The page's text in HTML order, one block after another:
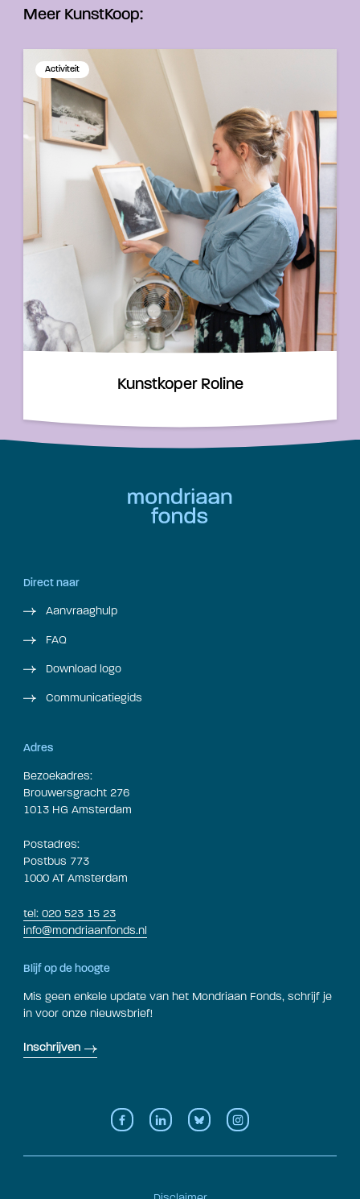
Meer KunstKoop:
Activiteit
Kunstkoper Roline
Direct naar
Aanvraaghulp
FAQ
Download logo
Communicatiegids
Adres
Bezoekadres:
Brouwersgracht 276
1013 HG Amsterdam
Postadres:
Postbus 773
1000 AT Amsterdam
tel: 020 523 15 23
info@mondriaanfonds.nl
Blijf op de hoogte
Mis geen enkele update van het Mondriaan Fonds, schrijf je
in voor onze nieuwsbrief!
Inschrijven